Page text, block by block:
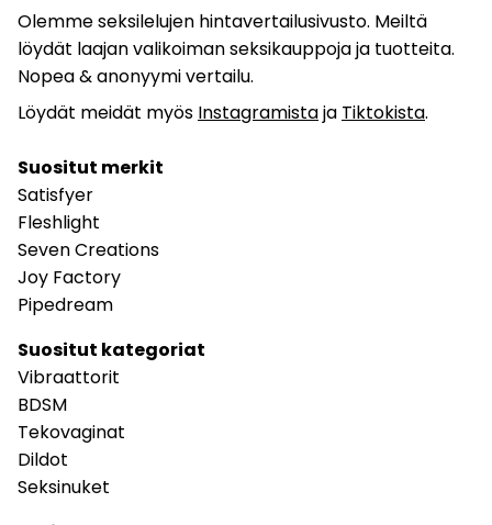
Olemme seksilelujen hintavertailusivusto. Meiltä
löydät laajan valikoiman seksikauppoja ja tuotteita.
Nopea & anonyymi vertailu.
Löydät meidät myös Instagramistaja Tiktokista.
Suositut merkit
Satisfyer
Fleshlight
Seven Creations
Joy Factory
Pipedream
Suositut kategoriat
Vibraattorit
BDSM
Tekovaginat
Dildot
Seksinuket